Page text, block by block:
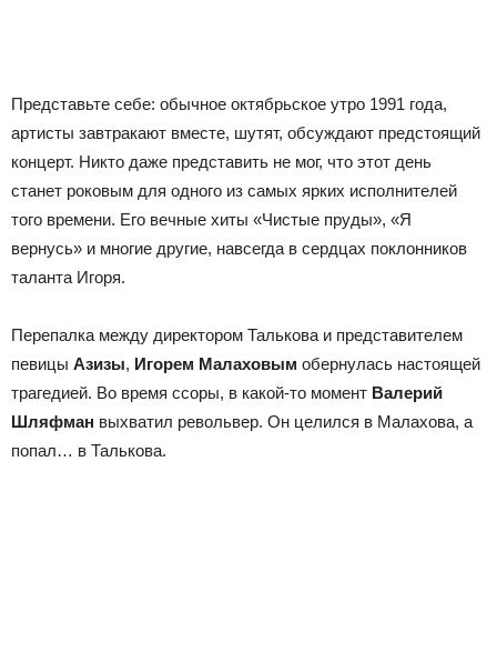
Представьте себе: обычное октябрьское утро 1991 года,
артисты завтракают вместе, шутят, обсуждают предстоящий
концерт. Никто даже представить не мог, что этот день
станет роковым для одного из самых ярких исполнителей
того времени. Его вечные хиты «Чистые пруды», «Я
вернусь» и многие другие, навсегда в сердцах поклонников
таланта Игоря.
Перепалка между директором Талькова и представителем
певицы Азизы, Игорем Малаховым обернулась настоящей
трагедией. Во время ссоры, в какой-то момент Валерий
Шляфман выхватил револьвер. Он целился в Малахова, а
попал… в Талькова.